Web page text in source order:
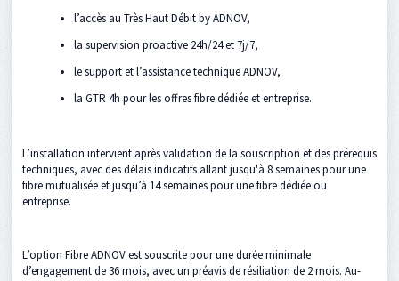
l’accès au Très Haut Débit by ADNOV,
la supervision proactive 24h/24 et 7j/7,
le support et l’assistance technique ADNOV,
la GTR 4h pour les offres fibre dédiée et entreprise.
L’installation intervient après validation de la souscription et des prérequis
techniques, avec des délais indicatifs allant jusqu'à 8 semaines pour une
fibre mutualisée et jusqu’à 14 semaines pour une fibre dédiée ou
entreprise.
L’option Fibre ADNOV est souscrite pour une durée minimale
d’engagement de 36 mois, avec un préavis de résiliation de 2 mois. Au-